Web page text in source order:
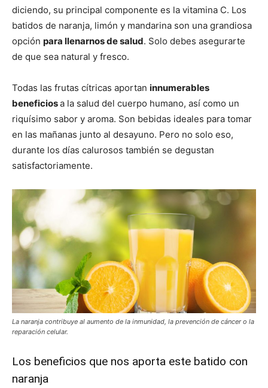
diciendo, su principal componente es la vitamina C. Los
batidos de naranja, limón y mandarina son una grandiosa
opción para llenarnos de salud. Solo debes asegurarte
de que sea natural y fresco.
Todas las frutas cítricas aportan innumerables
beneficiosa la salud del cuerpo humano, así como un
riquísimo sabor y aroma. Son bebidas ideales para tomar
en las mañanas junto al desayuno. Pero no solo eso,
durante los días calurosos también se degustan
satisfactoriamente.
La naranja contribuye al aumento de la inmunidad, la prevención de cáncer o la
reparación celular.
Los beneficios que nos aporta este batido con
naranja